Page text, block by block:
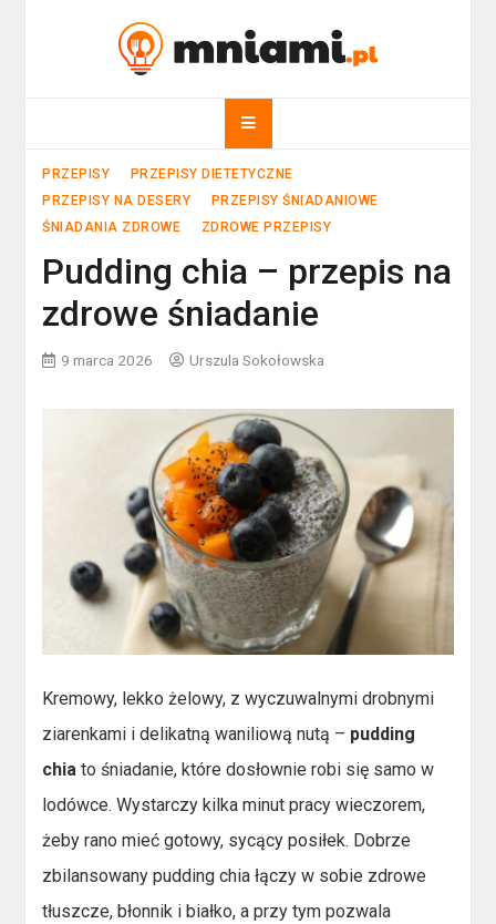
mniami.pl
PRZEPISY
PRZEPISY DIETETYCZNE
PRZEPISY NA DESERY
PRZEPISY ŚNIADANIOWE
ŚNIADANIA ZDROWE
ZDROWE PRZEPISY
Pudding chia – przepis na
zdrowe śniadanie
9 marca 2026 Urszula Sokołowska
Kremowy, lekko żelowy, z wyczuwalnymi drobnymi
ziarenkami i delikatną waniliową nutą – pudding
chia to śniadanie, które dosłownie robi się samo w
lodówce. Wystarczy kilka minut pracy wieczorem,
żeby rano mieć gotowy, sycący posiłek. Dobrze
zbilansowany pudding chia łączy w sobie zdrowe
tłuszcze, błonnik i białko, a przy tym pozwala